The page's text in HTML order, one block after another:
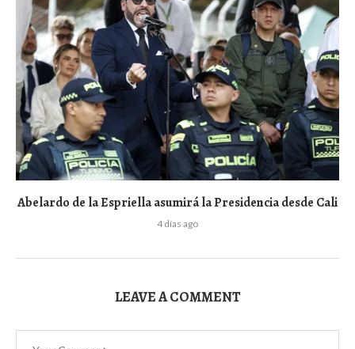
Abelardo de la Espriella asumirá la Presidencia desde Cali
4 días ago
LEAVE A COMMENT